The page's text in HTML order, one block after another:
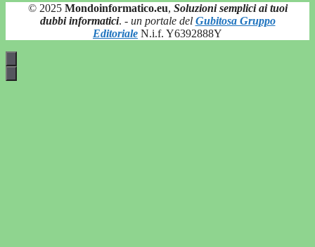
© 2025 Mondoinformatico.eu, Soluzioni semplici ai tuoi
dubbi informatici. - un portale del Gubitosa Gruppo
Editoriale N.i.f. Y6392888Y